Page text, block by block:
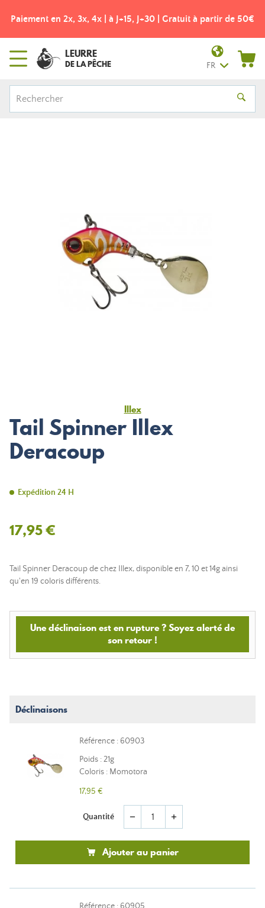
à partir de 50€ Frais de port offerts dès 49€ ! - Point relais
LEURRE
DE LA PÊCHE FR
Illex
Tail Spinner Illex
Deracoup
Expédition 24 H
17,95 €
Tail Spinner Deracoup de chez Illex, disponible en 7, 10 et 14g ainsi
qu'en 19 coloris différents.
Une déclinaison est en rupture ? Soyez alerté de
son retour !
Déclinaisons
Référence : 60903
Poids : 21g
Coloris : Momotora
17,95 €
Quantité remove add
Ajouter au panier